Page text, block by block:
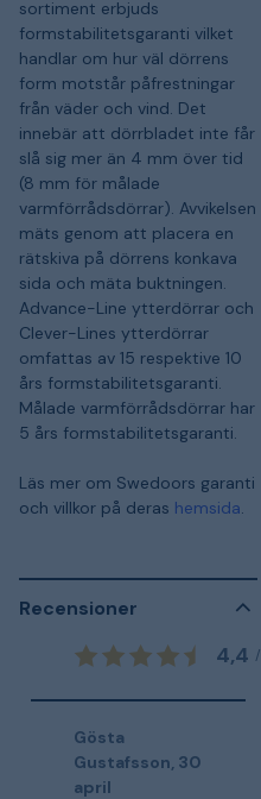
sortiment erbjuds
formstabilitetsgaranti vilket
handlar om hur väl dörrens
form motstår påfrestningar
från väder och vind. Det
innebär att dörrbladet inte får
slå sig mer än 4 mm över tid
(8 mm för målade
varmförrådsdörrar). Avvikelsen
mäts genom att placera en
rätskiva på dörrens konkava
sida och mäta buktningen.
Advance-Line ytterdörrar och
Clever-Lines ytterdörrar
omfattas av 15 respektive 10
års formstabilitetsgaranti.
Målade varmförrådsdörrar har
5 års formstabilitetsgaranti.
Läs mer om Swedoors garanti
och villkor på deras hemsida.
Recensioner
4,4 /
Gösta
Gustafsson, 30
april